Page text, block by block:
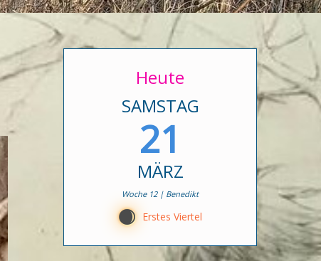
Heute
SAMSTAG
21
MÄRZ
Woche 12 | Benedikt
C Erstes Viertel